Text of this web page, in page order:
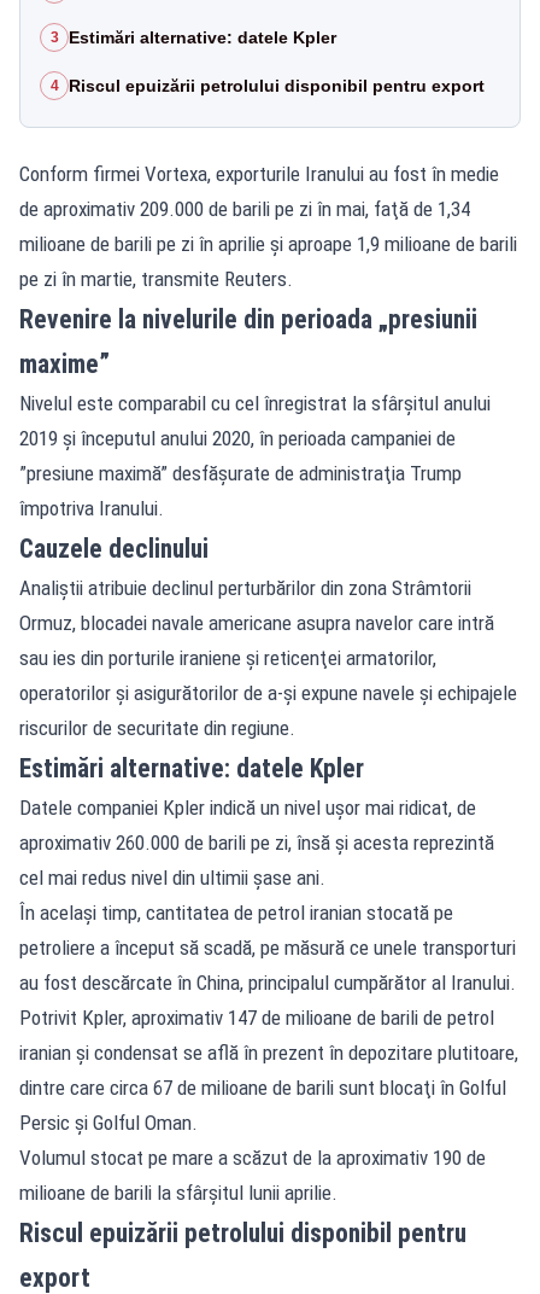
3 Estimări alternative: datele Kpler
4 Riscul epuizării petrolului disponibil pentru export
Conform firmei Vortexa, exporturile Iranului au fost în medie
de aproximativ 209.000 de barili pe zi în mai, faţă de 1,34
milioane de barili pe zi în aprilie şi aproape 1,9 milioane de barili
pe zi în martie, transmite Reuters.
Revenire la nivelurile din perioada „presiunii
maxime”
Nivelul este comparabil cu cel înregistrat la sfârşitul anului
2019 şi începutul anului 2020, în perioada campaniei de
”presiune maximă” desfăşurate de administraţia Trump
împotriva Iranului.
Cauzele declinului
Analiştii atribuie declinul perturbărilor din zona Strâmtorii
Ormuz, blocadei navale americane asupra navelor care intră
sau ies din porturile iraniene şi reticenţei armatorilor,
operatorilor şi asigurătorilor de a-şi expune navele şi echipajele
riscurilor de securitate din regiune.
Estimări alternative: datele Kpler
Datele companiei Kpler indică un nivel uşor mai ridicat, de
aproximativ 260.000 de barili pe zi, însă şi acesta reprezintă
cel mai redus nivel din ultimii şase ani.
În acelaşi timp, cantitatea de petrol iranian stocată pe
petroliere a început să scadă, pe măsură ce unele transporturi
au fost descărcate în China, principalul cumpărător al Iranului.
Potrivit Kpler, aproximativ 147 de milioane de barili de petrol
iranian şi condensat se află în prezent în depozitare plutitoare,
dintre care circa 67 de milioane de barili sunt blocaţi în Golful
Persic şi Golful Oman.
Volumul stocat pe mare a scăzut de la aproximativ 190 de
milioane de barili la sfârşitul lunii aprilie.
Riscul epuizării petrolului disponibil pentru
export